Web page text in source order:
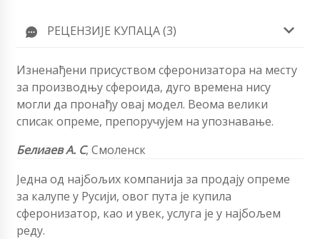
РЕЦЕНЗИЈЕ КУПАЦА (3)
Изненађени присуством сферонизатора на месту
за производњу сфероида, дуго времена нису
могли да пронађу овај модел. Веома велики
списак опреме, препоручујем на упознавање.
Белиаев А. С, Смоленск
Једна од најбољих компанија за продају опреме
за калупе у Русији, овог пута је купила
сферонизатор, као и увек, услуга је у најбољем
реду.